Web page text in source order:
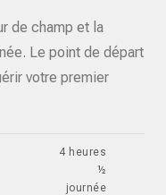
de champ et la
Le point de départ
votre premier
4 heures
½
journée